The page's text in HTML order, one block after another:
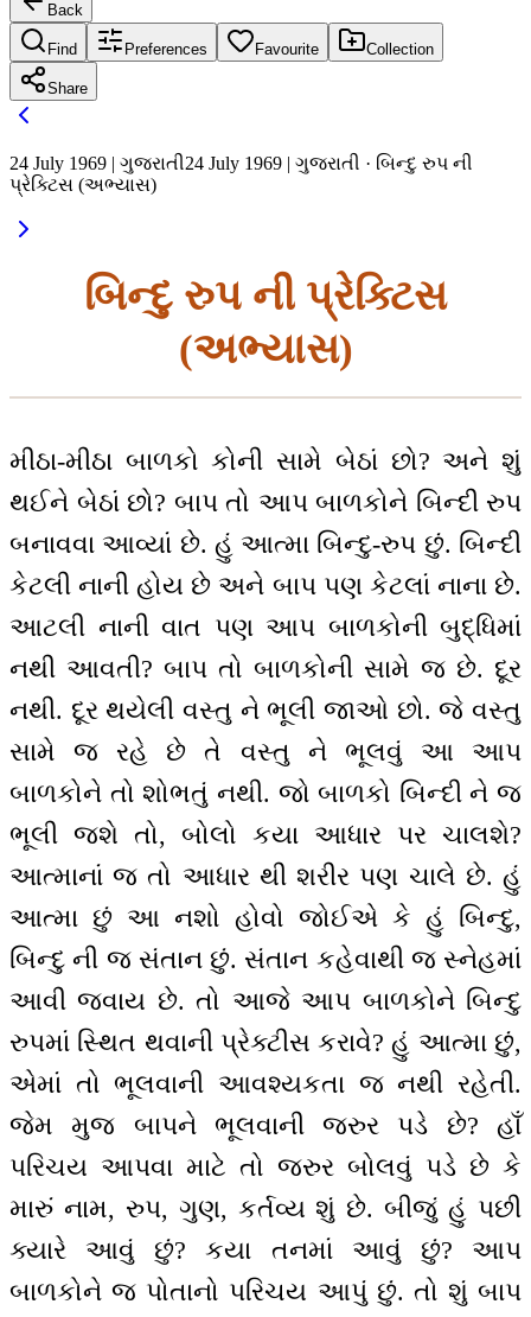
Back
Find Preferences Favourite Collection
Share
24 July 1969 | ગુજરાતી24 July 1969 | ગુજરાતી · બિન્દુ રુપ ની
પ્રેક્ટિસ (અભ્યાસ)
બિન્દુ રુપ ની પ્રેક્ટિસ
(અભ્યાસ)
મીઠા-મીઠા બાળકો કોની સામે બેઠાં છો? અને શું
થઈને બેઠાં છો? બાપ તો આપ બાળકોને બિન્દી રુપ
બનાવવા આવ્યાં છે. હું આત્મા બિન્દુ-રુપ છું. બિન્દી
કેટલી નાની હોય છે અને બાપ પણ કેટલાં નાના છે.
આટલી નાની વાત પણ આપ બાળકોની બુદ્ધિમાં
નથી આવતી? બાપ તો બાળકોની સામે જ છે. દૂર
નથી. દૂર થયેલી વસ્તુ ને ભૂલી જાઓ છો. જે વસ્તુ
સામે જ રહે છે તે વસ્તુ ને ભૂલવું આ આપ
બાળકોને તો શોભતું નથી. જો બાળકો બિન્દી ને જ
ભૂલી જશે તો, બોલો કયા આધાર પર ચાલશે?
આત્માનાં જ તો આધાર થી શરીર પણ ચાલે છે. હું
આત્મા છું આ નશો હોવો જોઈએ કે હું બિન્દુ,
બિન્દુ ની જ સંતાન છું. સંતાન કહેવાથી જ સ્નેહમાં
આવી જવાય છે. તો આજે આપ બાળકોને બિન્દુ
રુપમાં સ્થિત થવાની પ્રેક્ટીસ કરાવે? હું આત્મા છું,
એમાં તો ભૂલવાની આવશ્યકતા જ નથી રહેતી.
જેમ મુજ બાપને ભૂલવાની જરુર પડે છે? હાઁ
પરિચય આપવા માટે તો જરુર બોલવું પડે છે કે
મારું નામ, રુપ, ગુણ, કર્તવ્ય શું છે. બીજું હું પછી
ક્યારે આવું છું? કયા તનમાં આવું છું? આપ
બાળકોને જ પોતાનો પરિચય આપું છું. તો શું બાપ